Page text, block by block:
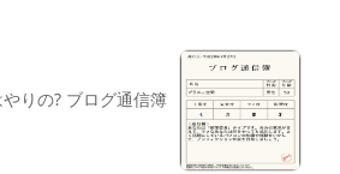
りの? ブログ通信簿